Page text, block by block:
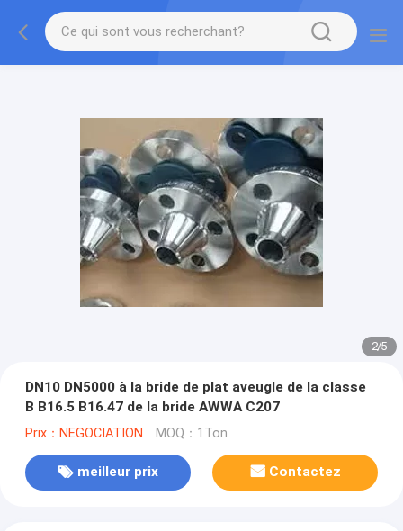
2/5
DN10 DN5000 à la bride de plat aveugle de la classe
B B16.5 B16.47 de la bride AWWA C207
Prix：NEGOCIATION MOQ：1Ton
meilleur prix Contactez